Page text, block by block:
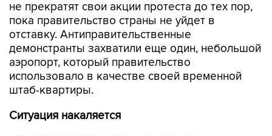
отставку. Антиправительственные
демонстранты захватили еще один, небольшой
аэропорт, который правительство
использовало в качестве своей временной
штаб-квартиры.
Ситуация накаляется
Один из руководителей демонстрантов в